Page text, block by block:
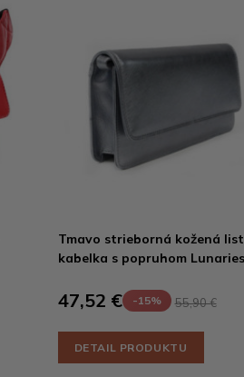
Tmavo strieborná kožená
kabelka s popruhom Lunaries
47,52 € -15% 55,90 €
DETAIL PRODUKTU